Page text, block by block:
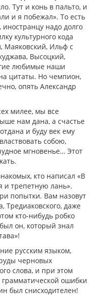
Тут и конь в пальто, и
и я побежал». То есть
надо долго
культурного кода
Маяковский, Ильф с
Высоцкий,
любимые наши
цитаты. Но чемпион,
опять Александр
милее, мы все
нам дана, а счастье
и буду век ему
собою,
мгновенье… Этот
кто написал «В
и трепетную лань».
попытки. Вам назовут
даже
кто-нибудь робко
он, который знал
русским языком,
черновых
слова, и при этом
грамматической ошибки
был снисходителен!